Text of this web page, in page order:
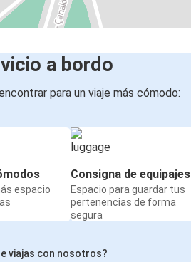
a bordo
para un viaje más cómodo:
espacio
Consigna de equipajes
Espacio para guardar tus
pertenencias de forma
segura
viajas con nosotros?